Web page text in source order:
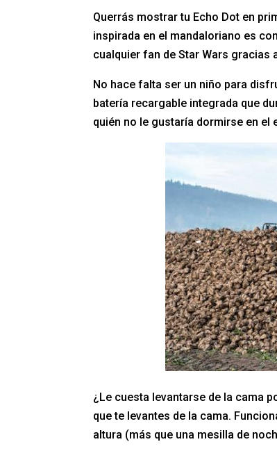
Querrás mostrar tu Echo Dot en
inspirada en el mandaloriano es
cualquier fan de Star Wars gracias
No hace falta ser un niño para
batería recargable integrada que
quién no le gustaría dormirse en el
¿Le cuesta levantarse de la cama
que te levantes de la cama.
altura (más que una mesilla de